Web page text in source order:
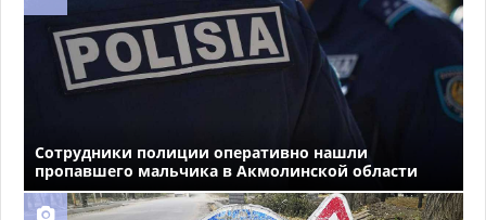
Сотрудники полиции оперативно нашли
пропавшего мальчика в Акмолинской области